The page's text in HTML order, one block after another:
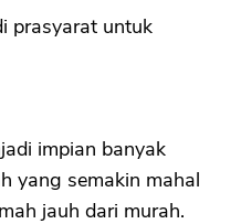
prasyarat untuk
impian banyak
yang semakin mahal
jauh dari murah.